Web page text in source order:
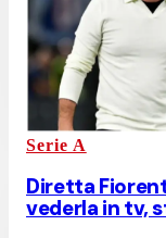
Serie A
Diretta
vederla in tv,